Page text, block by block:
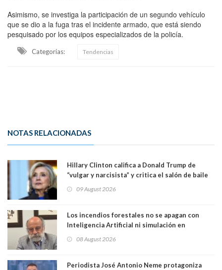
Asimismo, se investiga la participación de un segundo vehículo
que se dio a la fuga tras el incidente armado, que está siendo
pesquisado por los equipos especializados de la policía.
Categorias: Tendencias
NOTAS RELACIONADAS
Hillary Clinton califica a Donald Trump de
“vulgar y narcisista” y critica el salón de baile
casa. Y la está destruyendo”
09 August 2026
Los incendios forestales no se apagan con
Inteligencia Artificial ni simulación en
Magister en Asentamientos Humanos PUC
08 August 2026
Periodista José Antonio Neme protagoniza